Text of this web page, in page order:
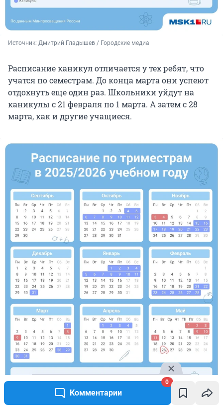
Комментарии
0
Источник: Дмитрий Гладышев / Городские медиа
Расписание каникул отличается у тех ребят, что
учатся по семестрам. До конца марта они успеют
отдохнуть еще один раз. Школьники уйдут на
каникулы с 21 февраля по 1 марта. А затем с 28
марта, как и другие учащиеся.